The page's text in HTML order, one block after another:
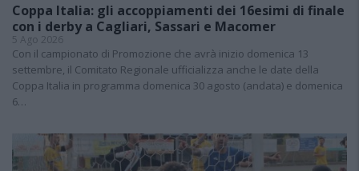
Coppa Italia: gli accoppiamenti dei 16esimi di finale
con i derby a Cagliari, Sassari e Macomer
5 Ago 2026
Con il campionato di Promozione che avrà inizio domenica 13
settembre, il Comitato Regionale ufficializza anche le date della
Coppa Italia in programma domenica 30 agosto (andata) e domenica
6…